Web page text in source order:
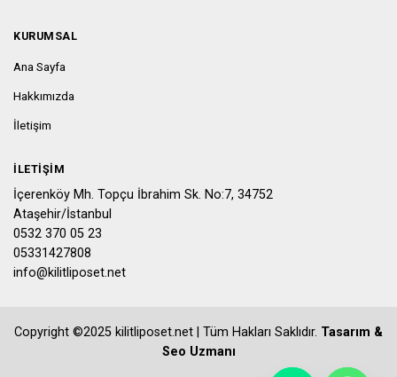
KURUMSAL
Ana Sayfa
Hakkımızda
İletişim
İLETIŞIM
İçerenköy Mh. Topçu İbrahim Sk. No:7, 34752
Ataşehir/İstanbul
0532 370 05 23
05331427808
info@kilitliposet.net
Copyright ©2025 kilitliposet.net | Tüm Hakları Saklıdır. Tasarım &
Seo Uzmanı